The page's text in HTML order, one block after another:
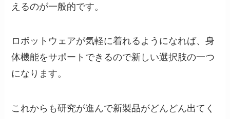
えるのが一般的です。
ロボットウェアが気軽に着れるようになれば、身
体機能をサポートできるので新しい選択肢の一つ
になります。
これからも研究が進んで新製品がどんどん出てく